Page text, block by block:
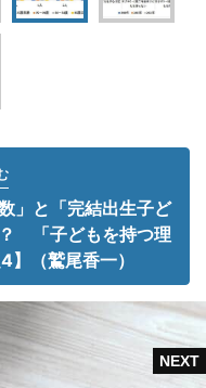
」と「完結出生子ど
「子どもを持つ理
】（鷲尾香一）